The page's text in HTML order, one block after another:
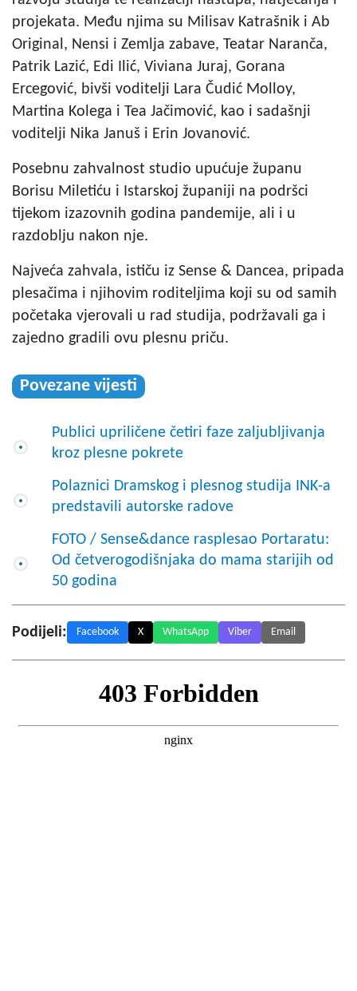
projekata. Među njima su Milisav Katrašnik i Ab
Original, Nensi i Zemlja zabave, Teatar Naranča,
Patrik Lazić, Edi Ilić, Viviana Juraj, Gorana
Ercegović, bivši voditelji Lara Čudić Molloy,
Martina Kolega i Tea Jačimović, kao i sadašnji
voditelji Nika Januš i Erin Jovanović.
Posebnu zahvalnost studio upućuje županu
Borisu Miletiću i Istarskoj županiji na podršci
tijekom izazovnih godina pandemije, ali i u
razdoblju nakon nje.
Najveća zahvala, ističu iz Sense & Dancea, pripada
plesačima i njihovim roditeljima koji su od samih
početaka vjerovali u rad studija, podržavali ga i
zajedno gradili ovu plesnu priču.
Povezane vijesti
Publici upriličene četiri faze zaljubljivanja
kroz plesne pokrete
Polaznici Dramskog i plesnog studija INK-a
predstavili autorske radove
FOTO / Sense&dance rasplesao Portaratu:
Od četverogodišnjaka do mama starijih od
50 godina
Podijeli: Facebook X WhatsApp Viber Email